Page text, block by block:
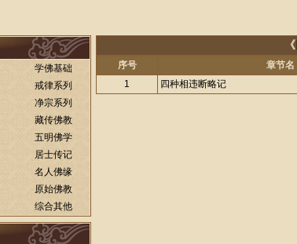
学佛基础
戒律系列
净宗系列
藏传佛教
五明佛学
居士传记
名人佛缘
原始佛教
综合其他
《
序号 章节名
1
四种相违断略记